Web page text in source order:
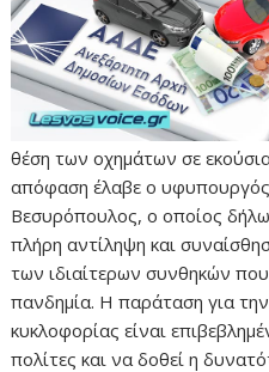
θέση των οχημάτων σε
απόφαση έλαβε ο
Βεσυρόπουλος, ο οποίος
πλήρη αντίληψη και
των ιδιαίτερων συνθηκών που
πανδημία. Η παράταση για
κυκλοφορίας είναι
πολίτες και να δοθεί η